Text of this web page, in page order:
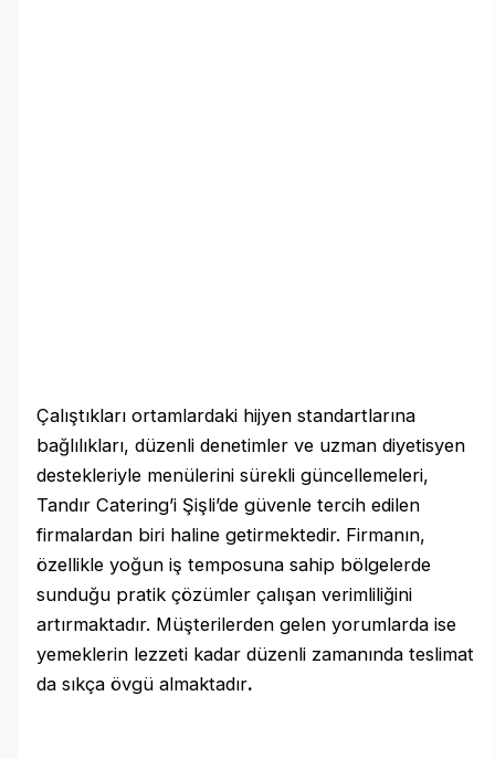
Çalıştıkları ortamlardaki hijyen standartlarına
bağlılıkları, düzenli denetimler ve uzman diyetisyen
destekleriyle menülerini sürekli güncellemeleri,
Tandır Catering’i Şişli’de güvenle tercih edilen
firmalardan biri haline getirmektedir. Firmanın,
özellikle yoğun iş temposuna sahip bölgelerde
sunduğu pratik çözümler çalışan verimliliğini
artırmaktadır. Müşterilerden gelen yorumlarda ise
yemeklerin lezzeti kadar düzenli zamanında teslimat
da sıkça övgü almaktadır.